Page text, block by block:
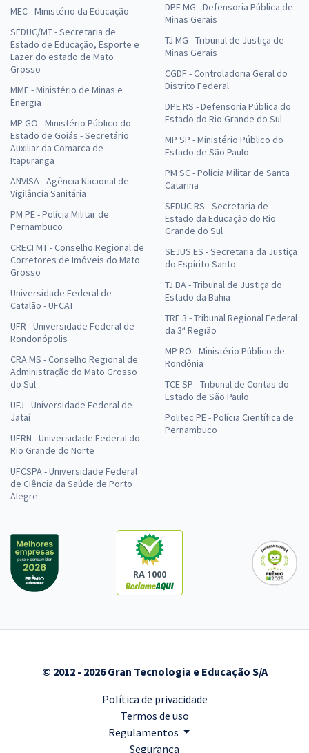
MEC - Ministério da Educação
SEDUC/MT - Secretaria de
Estado de Educação, Esporte e
Lazer do estado de Mato
Grosso
MME - Ministério de Minas e
Energia
MP GO - Ministério Público do
Estado de Goiás - Secretário
Auxiliar da Comarca de
Itapuranga
ANVISA - Agência Nacional de
Vigilância Sanitária
PM PE - Polícia Militar de
Pernambuco
CRECI MT - Conselho Regional de
Corretores de Imóveis do Mato
Grosso
Universidade Federal de
Catalão - UFCAT
UFR - Universidade Federal de
Rondonópolis
CRA MS - Conselho Regional de
Administração do Mato Grosso
do Sul
UFJ - Universidade Federal de
Jataí
UFRN - Universidade Federal do
Rio Grande do Norte
UFCSPA - Universidade Federal
de Ciência da Saúde de Porto
Alegre
DPE MG - Defensoria Pública de
Minas Gerais
TJ MG - Tribunal de Justiça de
Minas Gerais
CGDF - Controladoria Geral do
Distrito Federal
DPE RS - Defensoria Pública do
Estado do Rio Grande do Sul
MP SP - Ministério Público do
Estado de São Paulo
PM SC - Polícia Militar de Santa
Catarina
SEDUC RS - Secretaria de
Estado da Educação do Rio
Grande do Sul
SEJUS ES - Secretaria da Justiça
do Espírito Santo
TJ BA - Tribunal de Justiça do
Estado da Bahia
TRF 3 - Tribunal Regional Federal
da 3ª Região
MP RO - Ministério Público de
Rondônia
TCE SP - Tribunal de Contas do
Estado de São Paulo
Politec PE - Polícia Científica de
Pernambuco
RA 1000
© 2012 - 2026 Gran Tecnologia e Educação S/A
Política de privacidade
Termos de uso
Regulamentos
Segurança